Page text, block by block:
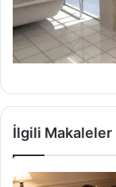
İlgili Makaleler